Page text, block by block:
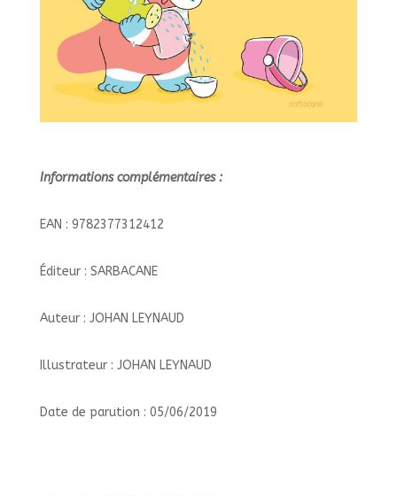
Informations complémentaires :
EAN : 9782377312412
Éditeur : SARBACANE
Auteur : JOHAN LEYNAUD
Illustrateur : JOHAN LEYNAUD
Date de parution : 05/06/2019